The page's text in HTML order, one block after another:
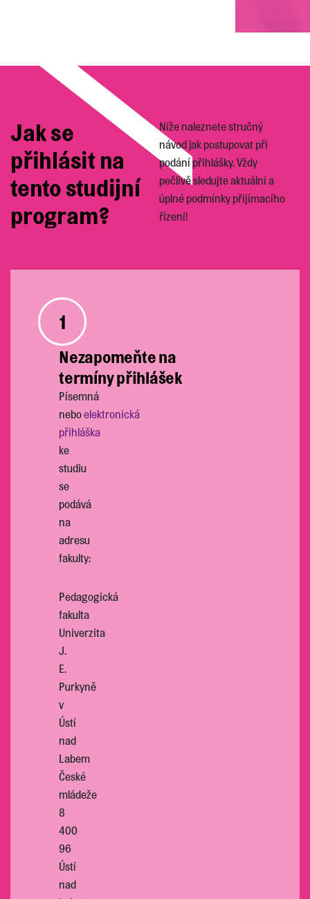
Jak se
přihlásit na
tento studijní
program?
Níže naleznete stručný
návod jak postupovat při
podání přihlášky. Vždy
pečlivě sledujte aktuální a
úplné podmínky přijímacího
řízení!
1
Nezapomeňte na
termíny přihlášek
Písemná
neboelektronická
přihláška
ke
studiu
se
podává
na
adresu
fakulty:
Pedagogická
fakulta
Univerzita
J.
E.
Purkyně
v
Ústí
nad
Labem
České
mládeže
8
400
96
Ústí
nad